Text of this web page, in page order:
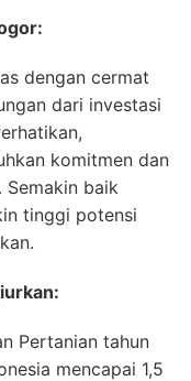
dengan cermat
dari investasi
komitmen dan
Semakin baik
tinggi potensi
Pertanian tahun
mencapai 1,5